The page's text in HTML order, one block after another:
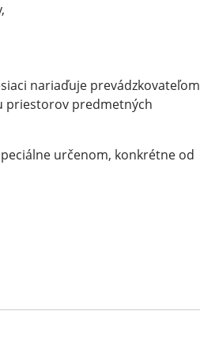
nariaďuje prevádzkovateľom
priestorov predmetných
určenom, konkrétne od